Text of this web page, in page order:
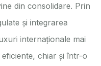
din consolidare. Prin
și integrarea
internaționale mai
chiar și într-o